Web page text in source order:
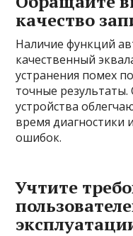
качество
Наличие функций
качественный
устранения помех
точные
устройства
время диагностики
ошибок.
Учтите